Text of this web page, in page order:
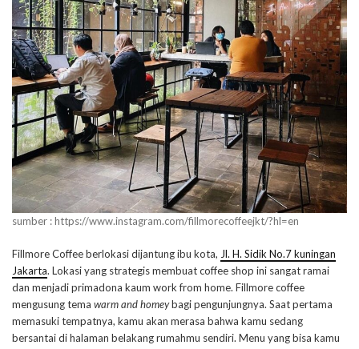
sumber : https://www.instagram.com/fillmorecoffeejkt/?hl=en
Fillmore Coffee berlokasi dijantung ibu kota, Jl. H. Sidik No.7 kuningan
Jakarta. Lokasi yang strategis membuat coffee shop ini sangat ramai
dan menjadi primadona kaum work from home. Fillmore coffee
mengusung tema warm and homeybagi pengunjungnya. Saat pertama
memasuki tempatnya, kamu akan merasa bahwa kamu sedang
bersantai di halaman belakang rumahmu sendiri. Menu yang bisa kamu